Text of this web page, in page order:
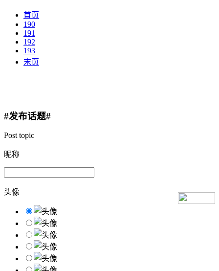
首页
190
191
192
193
末页
#发布话题#
Post topic
昵称
头像